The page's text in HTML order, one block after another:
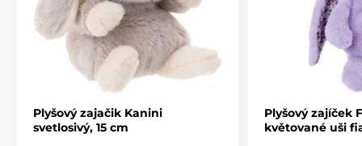
Produkt je zaradený v kategóriách
Plyšový zajačik Kanini
svetlosivý, 15 cm
Plyšový zajíček
květované uši